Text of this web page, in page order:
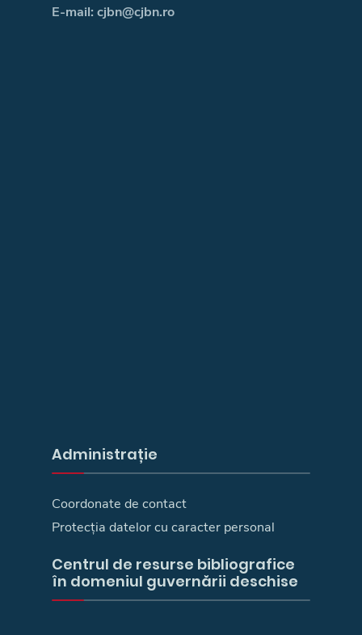
E-mail: cjbn@cjbn.ro
Administrație
Coordonate de contact
Protecția datelor cu caracter personal
Centrul de resurse bibliografice
în domeniul guvernării deschise